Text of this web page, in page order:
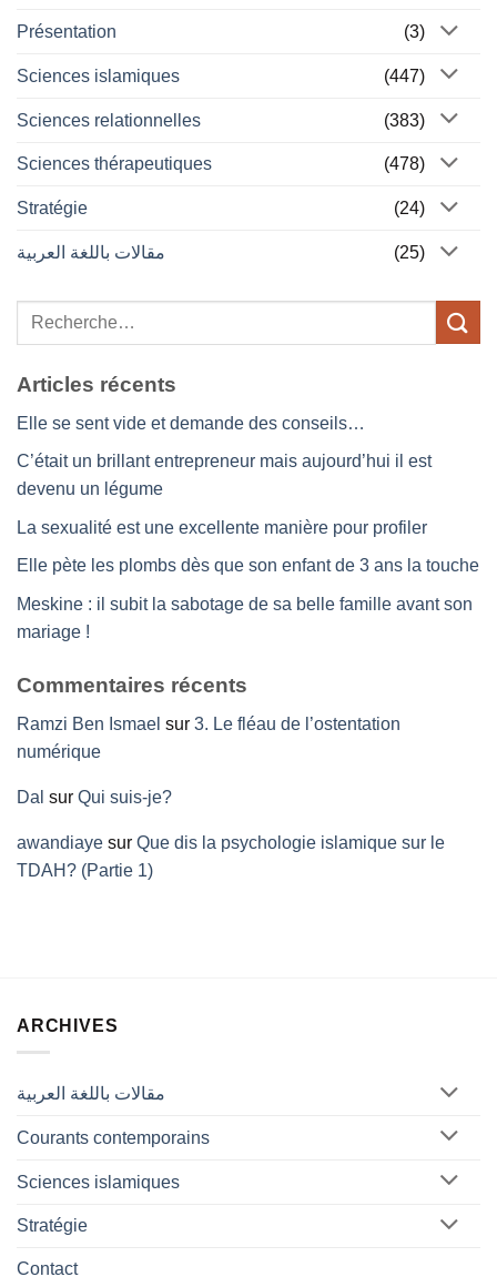
Présentation (3)
Sciences islamiques (447)
Sciences relationnelles (383)
Sciences thérapeutiques (478)
Stratégie (24)
مقالات باللغة العربية (25)
Articles récents
Elle se sent vide et demande des conseils…
C’était un brillant entrepreneur mais aujourd’hui il est
devenu un légume
La sexualité est une excellente manière pour profiler
Elle pète les plombs dès que son enfant de 3 ans la touche
Meskine : il subit la sabotage de sa belle famille avant son
mariage !
Commentaires récents
Ramzi Ben Ismael sur 3. Le fléau de l’ostentation
numérique
Dal sur Qui suis-je?
awandiaye sur Que dis la psychologie islamique sur le
TDAH? (Partie 1)
ARCHIVES
مقالات باللغة العربية
Courants contemporains
Sciences islamiques
Stratégie
Contact